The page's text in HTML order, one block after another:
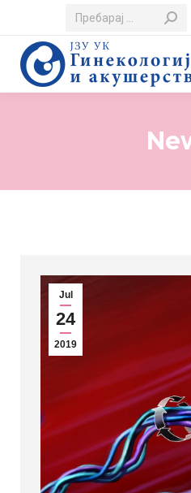
Search:
Jul
24
2019